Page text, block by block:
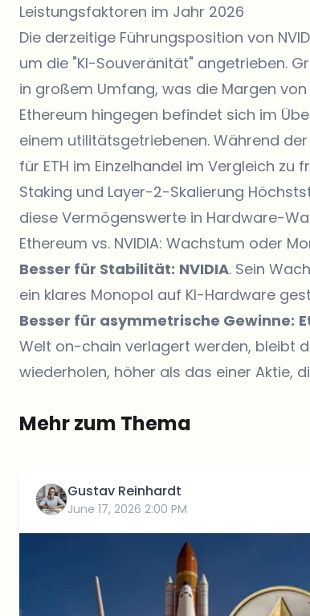
Leistungsfaktoren im Jahr 2026
Die derzeitige Führungsposition von
um die "KI-Souveränität" angetrieben.
in großem Umfang, was die Margen von
Ethereum hingegen befindet sich im
einem utilitätsgetriebenen. Während
für ETH im Einzelhandel im Vergleich
Staking und Layer-2-Skalierung
diese Vermögenswerte in Hardware-
Ethereum vs. NVIDIA: Wachstum oder
Besser für Stabilität: NVIDIA. Sein
ein klares Monopol auf KI-Hardware
Besser für asymmetrische Gewinne:
Welt on-chain verlagert werden, bleibt
wiederholen, höher als das einer Aktie,
Mehr zum Thema
Gustav Reinhardt
June 17, 2026 2:00 PM